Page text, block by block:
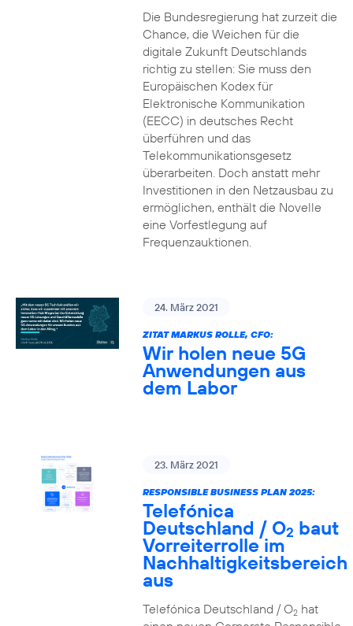
Die Bundesregierung hat zurzeit die
Chance, die Weichen für die
digitale Zukunft Deutschlands
richtig zu stellen: Sie muss den
Europäischen Kodex für
Elektronische Kommunikation
(EECC) in deutsches Recht
überführen und das
Telekommunikationsgesetz
überarbeiten. Doch anstatt mehr
Investitionen in den Netzausbau zu
ermöglichen, enthält die Novelle
eine Vorfestlegung auf
Frequenzauktionen.
24. März 2021
ZITAT MARKUS ROLLE, CFO:
Wir holen neue 5G
Anwendungen aus
dem Labor
23. März 2021
RESPONSIBLE BUSINESS PLAN 2025:
Telefónica
Deutschland / O2 baut
Vorreiterrolle im
Nachhaltigkeitsbereich
aus
Telefónica Deutschland / O2hat